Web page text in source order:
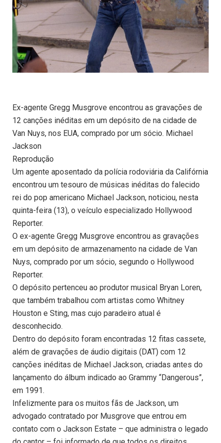
Ex-agente Gregg Musgrove encontrou as gravações de
12 canções inéditas em um depósito de na cidade de
Van Nuys, nos EUA, comprado por um sócio. Michael
Jackson
Reprodução
Um agente aposentado da polícia rodoviária da Califórnia
encontrou um tesouro de músicas inéditas do falecido
rei do pop americano Michael Jackson, noticiou, nesta
quinta-feira (13), o veículo especializado Hollywood
Reporter.
O ex-agente Gregg Musgrove encontrou as gravações
em um depósito de armazenamento na cidade de Van
Nuys, comprado por um sócio, segundo o Hollywood
Reporter.
O depósito pertenceu ao produtor musical Bryan Loren,
que também trabalhou com artistas como Whitney
Houston e Sting, mas cujo paradeiro atual é
desconhecido.
Dentro do depósito foram encontradas 12 fitas cassete,
além de gravações de áudio digitais (DAT) com 12
canções inéditas de Michael Jackson, criadas antes do
lançamento do álbum indicado ao Grammy “Dangerous”,
em 1991.
Infelizmente para os muitos fãs de Jackson, um
advogado contratado por Musgrove que entrou em
contato com o Jackson Estate – que administra o legado